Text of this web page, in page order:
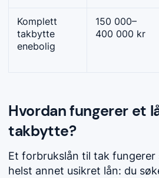
Komplett
takbytte
enebolig
150 000–
400 000 kr
Hvordan fungerer et
takbytte?
Et forbrukslån til tak fungerer
helst annet usikret lån: du